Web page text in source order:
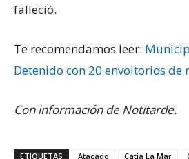
falleció.
Te recomendamos leer:
Detenido con 20 envoltorios de
Con información de Notitarde.
ETIQUETAS Atacado Catia La Mar